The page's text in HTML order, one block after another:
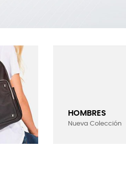
HOMBRES
Nueva Colección